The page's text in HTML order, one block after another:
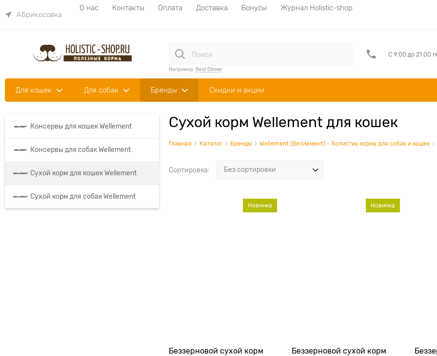
Абрикосовка
О нас Контакты Оплата Доставка Бонусы
Журнал Holistic-shop
Например: Best Dinner
С 9:00 до 21:00
Для кошек Для собак Бренды Скидки и акции
Консервы для кошек Wellement
Консервы для собак Wellement
Сухой корм для кошек Wellement
Сухой корм для собак Wellement
Сухой корм Wellement для кошек
Главная Каталог Бренды Wellement (Веллемент) - Холистик корма для собак и кошек
Сортировка:
Беззерновой сухой корм
Новинка
Беззерновой сухой корм
Новинка